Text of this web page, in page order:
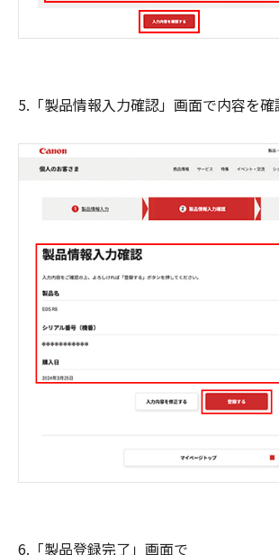
5.「製品情報入力確認」画面で内容を確
6.「製品登録完了」画面で